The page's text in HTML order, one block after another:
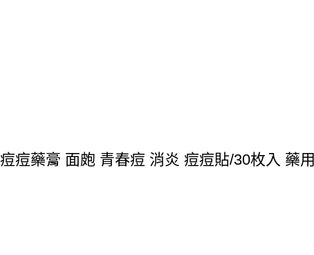
痘藥膏 面皰 青春痘 消炎 痘痘貼/30枚入 藥